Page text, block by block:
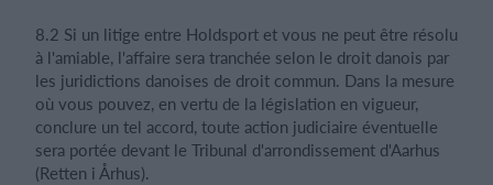
8.2 Si un litige entre Holdsport et vous ne peut être résolu
à l'amiable, l'affaire sera tranchée selon le droit danois par
les juridictions danoises de droit commun. Dans la mesure
où vous pouvez, en vertu de la législation en vigueur,
conclure un tel accord, toute action judiciaire éventuelle
sera portée devant le Tribunal d'arrondissement d'Aarhus
(Retten i Århus).